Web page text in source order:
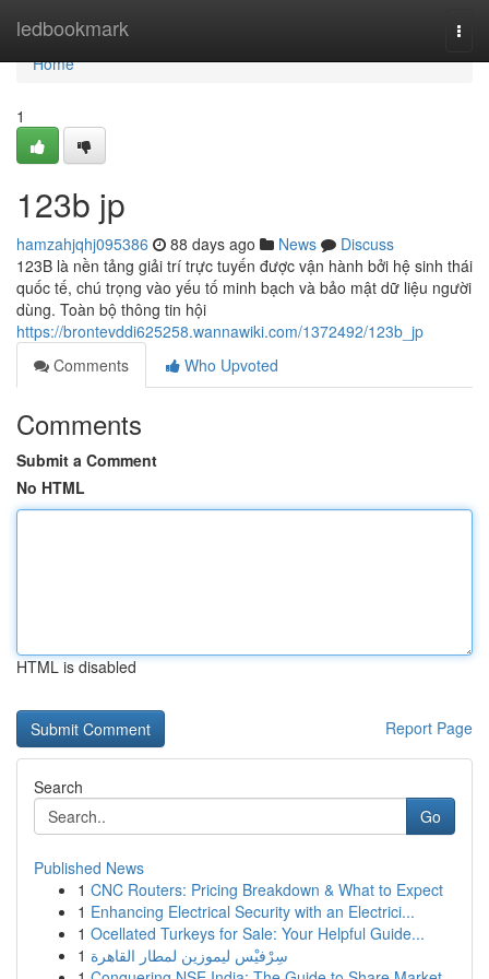
ledbookmark
Home
Home
1
123b jp
hamzahjqhj095386 88 days ago News
Discuss
123B là nền tảng giải trí trực tuyến được vận hành bởi hệ sinh thái
quốc tế, chú trọng vào yếu tố minh bạch và bảo mật dữ liệu người
dùng. Toàn bộ thông tin hội
https://brontevddi625258.wannawiki.com/1372492/123b_jp
Comments
Who Upvoted
Comments
Submit a Comment
No HTML
HTML is disabled
Report Page
Search
Go
Published News
1 CNC Routers: Pricing Breakdown & What to Expect
1 Enhancing Electrical Security with an Electrici...
1 Ocellated Turkeys for Sale: Your Helpful Guide...
1 سِرْفيْس ليموزين لمطار القاهرة